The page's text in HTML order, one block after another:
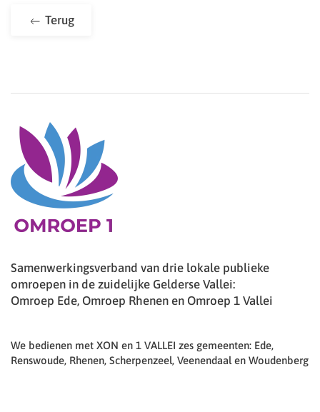
Terug
Samenwerkingsverband van drie lokale publieke
omroepen in de zuidelijke Gelderse Vallei:
Omroep Ede, Omroep Rhenen en Omroep 1 Vallei
We bedienen met XON en 1 VALLEI zes gemeenten: Ede,
Renswoude, Rhenen, Scherpenzeel, Veenendaal en Woudenberg